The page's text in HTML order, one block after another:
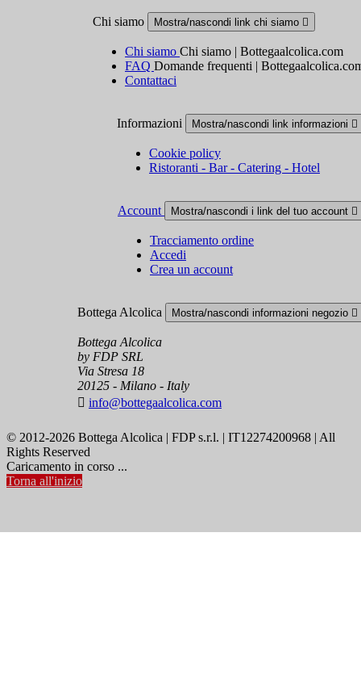
Chi siamo Mostra/nascondi link chi siamo 
Chi siamo Chi siamo | Bottegaalcolica.com
FAQ Domande frequenti |
Contattaci
Informazioni Mostra/nascondi link informazioni 
Cookie policy
Ristoranti - Bar - Catering - Hotel
Account Mostra/nascondi i link del tuo account 
Tracciamento ordine
Accedi
Crea un account
Bottega Alcolica Mostra/nascondi informazioni negozio 
Bottega Alcolica
by FDP SRL
Via Stresa 18
20125 - Milano - Italy
 info@bottegaalcolica.com
© 2012-2026 Bottega Alcolica | FDP s.r.l. | IT12274200968 | All
Rights Reserved
Caricamento in corso ...
Torna all'inizio